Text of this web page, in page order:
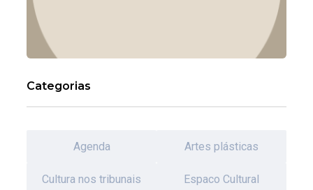
Categorias
Agenda Artes plásticas
Cultura nos tribunais Espaco Cultural